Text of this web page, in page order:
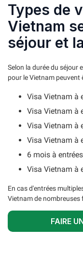
Types de
Vietnam
séjour et
Selon la durée du séjour
pour le Vietnam peuvent
Visa Vietnam à
Visa Vietnam à
Visa Vietnam à
Visa Vietnam à
6 mois à
Visa Vietnam à
En cas d'entrées
Vietnam de nombreuses
FAIRE